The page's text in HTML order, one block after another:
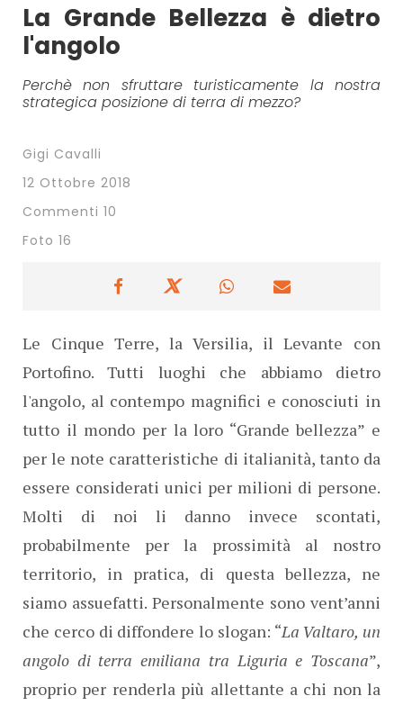
La Grande Bellezza è dietro
l'angolo
Perchè non sfruttare turisticamente la nostra
strategica posizione di terra di mezzo?
Gigi Cavalli
12 Ottobre 2018
Commenti 10
Foto 16
Le Cinque Terre, la Versilia, il Levante con
Portofino. Tutti luoghi che abbiamo dietro
l'angolo, al contempo magnifici e conosciuti in
tutto il mondo per la loro “Grande bellezza” e
per le note caratteristiche di italianità, tanto da
essere considerati unici per milioni di persone.
Molti di noi li danno invece scontati,
probabilmente per la prossimità al nostro
territorio, in pratica, di questa bellezza, ne
siamo assuefatti. Personalmente sono vent’anni
che cerco di diffondere lo slogan: “La Valtaro, un
angolo di terra emiliana tra Liguria e Toscana”,
proprio per renderla più allettante a chi non la